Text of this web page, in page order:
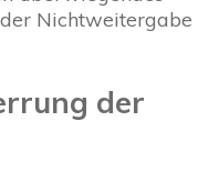
Nichtweitergabe
der